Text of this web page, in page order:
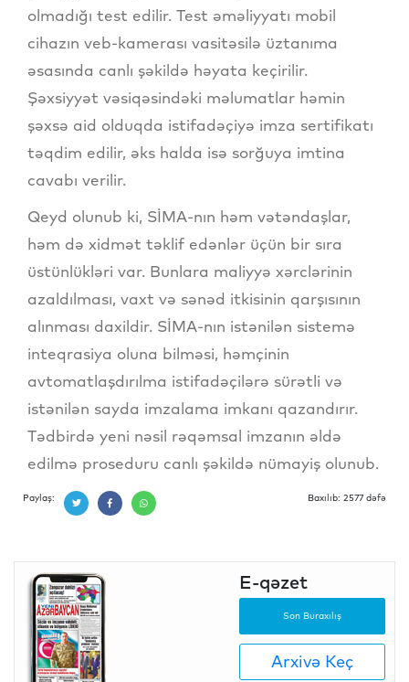
olmadığı test edilir. Test əməliyyatı mobil
cihazın veb-kamerası vasitəsilə üztanıma
əsasında canlı şəkildə həyata keçirilir.
Şəxsiyyət vəsiqəsindəki məlumatlar həmin
şəxsə aid olduqda istifadəçiyə imza sertifikatı
təqdim edilir, əks halda isə sorğuya imtina
cavabı verilir.
Qeyd olunub ki, SİMA-nın həm vətəndaşlar,
həm də xidmət təklif edənlər üçün bir sıra
üstünlükləri var. Bunlara maliyyə xərclərinin
azaldılması, vaxt və sənəd itkisinin qarşısının
alınması daxildir. SİMA-nın istənilən sistemə
inteqrasiya oluna bilməsi, həmçinin
avtomatlaşdırılma istifadəçilərə sürətli və
istənilən sayda imzalama imkanı qazandırır.
Tədbirdə yeni nəsil rəqəmsal imzanın əldə
edilmə proseduru canlı şəkildə nümayiş olunub.
Paylaş: Baxılıb: 2577 dəfə
E-qəzet
Son Buraxılış
Arxivə Keç